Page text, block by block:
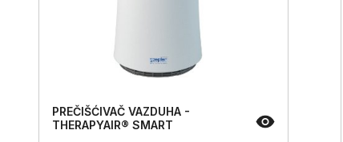
PREČIŠĆIVAČ VAZDUHA -
THERAPYAIR® SMART